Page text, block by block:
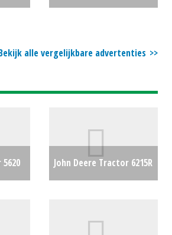
€0
#24423
alle vergelijkbare advertenties
John Deere Tractor 6215R